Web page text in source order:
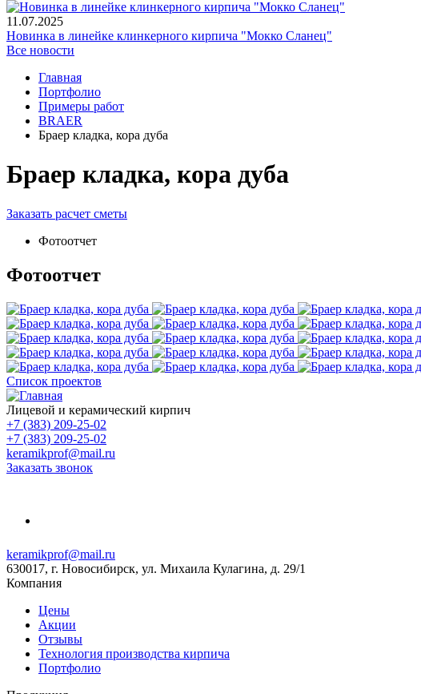
11.07.2025
Новинка в линейке клинкерного кирпича "Мокко Сланец"
Все новости
Главная
Портфолио
Примеры работ
BRAER
Браер кладка, кора дуба
Браер кладка, кора дуба
Заказать расчет сметы
Фотоотчет
Фотоотчет
Список проектов
Лицевой и керамический кирпич
+7 (383) 209-25-02
+7 (383) 209-25-02
keramikprof@mail.ru
Заказать звонок
keramikprof@mail.ru
630017, г. Новосибирск, ул. Михаила Кулагина, д. 29/1
Компания
Цены
Акции
Отзывы
Технология производства кирпича
Портфолио